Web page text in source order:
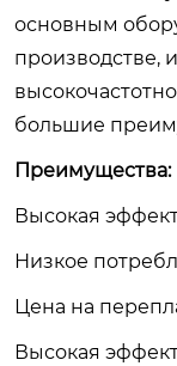
основным
производстве,
большие
Преимущества:
Высокая
Низкое
Цена на
Высокая